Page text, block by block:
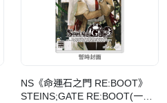
NS《命運石之門 RE:BOOT》
STEINS;GATE RE:BOOT(一般